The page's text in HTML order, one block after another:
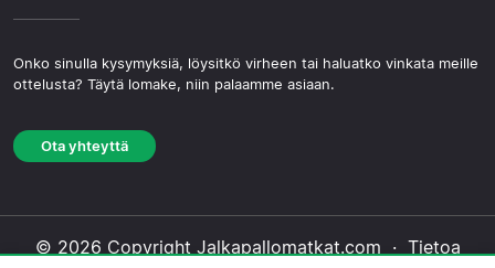
Onko sinulla kysymyksiä, löysitkö virheen tai haluatko vinkata meille
ottelusta? Täytä lomake, niin palaamme asiaan.
Ota yhteyttä
© 2026 Copyright Jalkapallomatkat.com · Tietoa